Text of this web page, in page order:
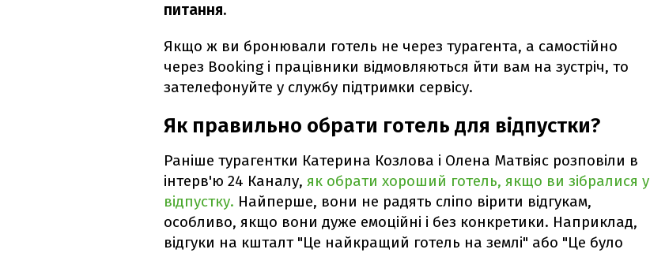
питання.
Якщо ж ви бронювали готель не через турагента, а самостійно
через Booking і працівники відмовляються йти вам на зустріч, то
зателефонуйте у службу підтримки сервісу.
Як правильно обрати готель для відпустки?
Раніше турагентки Катерина Козлова і Олена Матвіяс розповіли в
інтерв'ю 24 Каналу, як обрати хороший готель, якщо ви зібралися у
відпустку. Найперше, вони не радять сліпо вірити відгукам,
особливо, якщо вони дуже емоційні і без конкретики. Наприклад,
відгуки на кшталт "Це найкращий готель на землі" або "Це було